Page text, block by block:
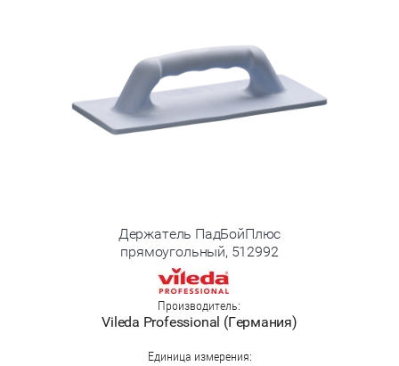
Держатель ПадБойПлюс
прямоугольный, 512992
Производитель:
Vileda Professional (Германия)
Единица измерения: